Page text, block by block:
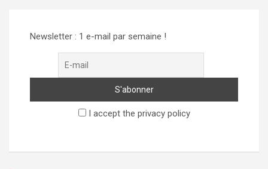
Newsletter : 1 e-mail par semaine !
I accept the privacy policy